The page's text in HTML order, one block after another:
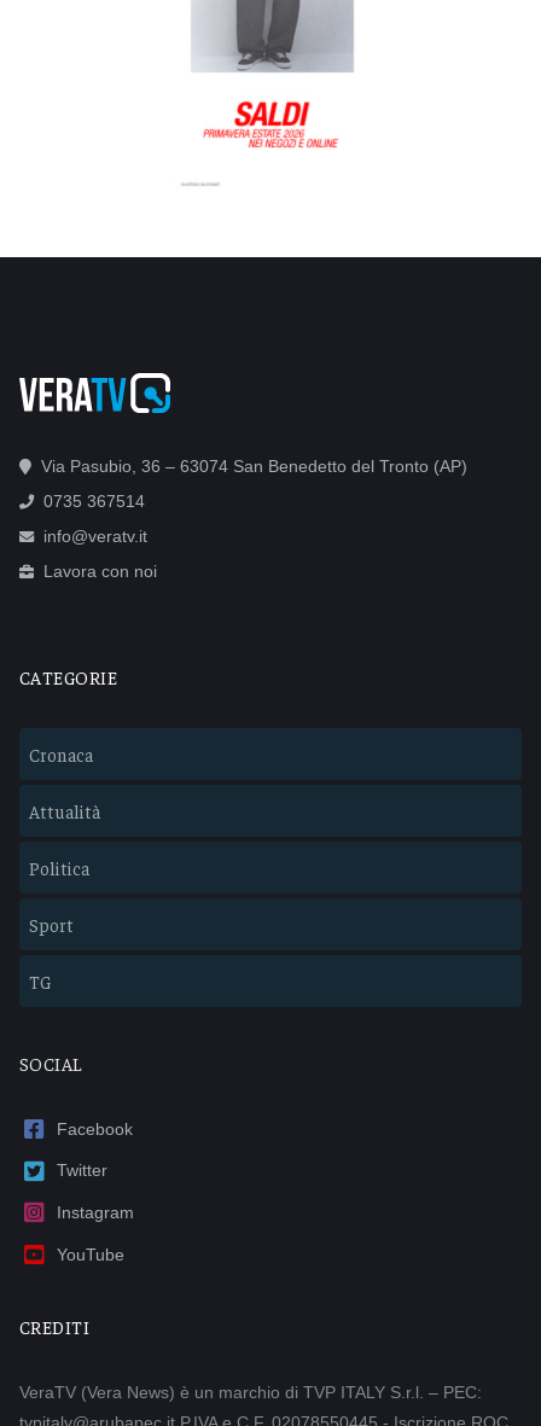
Via Pasubio, 36 – 63074 San Benedetto del Tronto (AP)
0735 367514
info@veratv.it
Lavora con noi
CATEGORIE
Cronaca
Attualità
Politica
Sport
TG
SOCIAL
Facebook
Twitter
Instagram
YouTube
CREDITI
VeraTV (Vera News) è un marchio di TVP ITALY S.r.l. – PEC: